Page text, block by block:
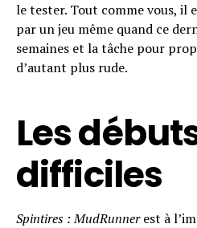
le tester. Tout comme vous, il
par un jeu même quand ce
semaines et la tâche pour
d’autant plus rude.
Les
difficiles
Spintires : MudRunnerest à